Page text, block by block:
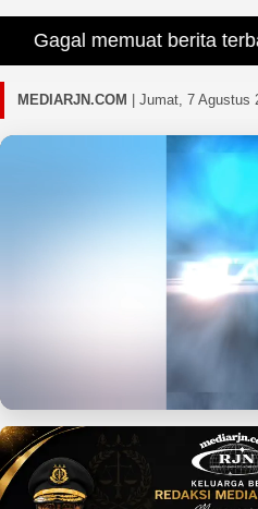
Gagal memuat berita terbaru.
MEDIARJN.COM Jumat, 7 Agustus